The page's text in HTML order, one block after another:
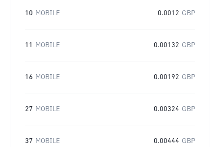
10 MOBILE 0.0012 GBP
11 MOBILE 0.00132 GBP
16 MOBILE 0.00192 GBP
27 MOBILE 0.00324 GBP
37 MOBILE 0.00444 GBP